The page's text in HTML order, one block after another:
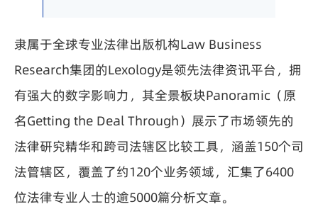
隶属于全球专业法律出版机构Law Business
Research集团的Lexology是领先法律资讯平台，拥
有强大的数字影响力，其全景板块Panoramic（原
名Getting the Deal Through）展示了市场领先的
法律研究精华和跨司法辖区比较工具，涵盖150个司
法管辖区，覆盖了约120个业务领域，汇集了6400
位法律专业人士的逾5000篇分析文章。